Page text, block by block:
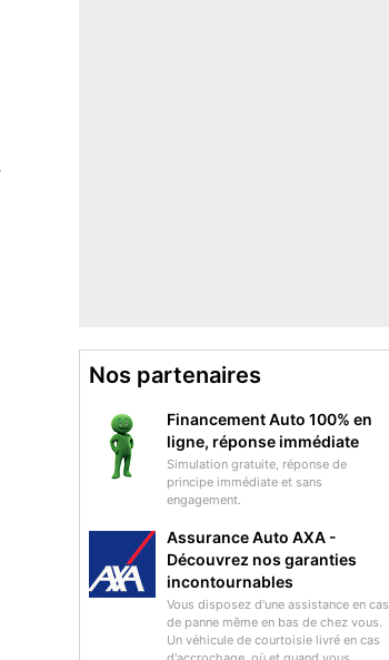
Nos partenaires
Financement Auto 100% en
ligne, réponse immédiate
Simulation gratuite, réponse de
principe immédiate et sans
engagement.
Assurance Auto AXA -
Découvrez nos garanties
incontournables
Vous disposez d'une assistance en cas
de panne même en bas de chez vous.
Un véhicule de courtoisie livré en cas